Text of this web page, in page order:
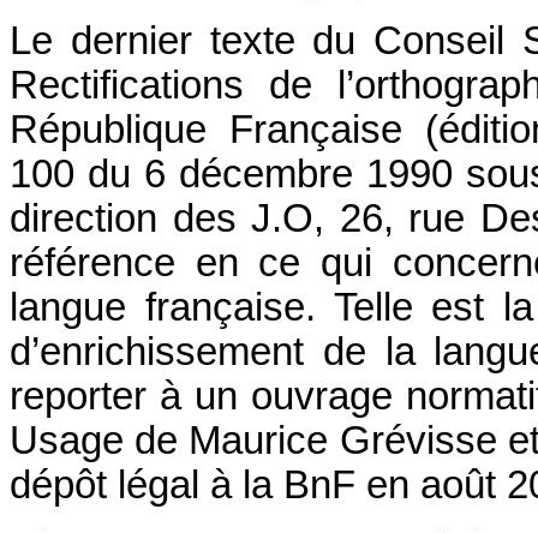
Le dernier texte du Conseil
Rectifications de
République Française
100 du 6 décembre 1990
direction des J.O, 26, rue
référence en ce qui
langue française. Telle est
d’enrichissement de la
reporter à un ouvrage
Usage de Maurice Grévisse
dépôt légal à la BnF en août